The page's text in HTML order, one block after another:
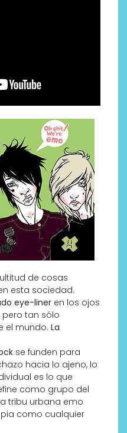
de cosas
esta sociedad.
eye-liner en los ojos
pero tan sólo
el mundo. La
se funden para
hacia lo ajeno, lo
es lo que
como grupo del
tribu urbana emo
como cualquier